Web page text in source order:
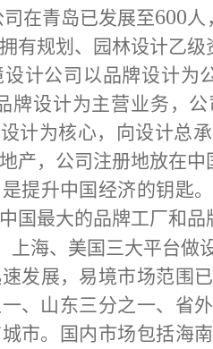
在青岛已发展至600人
有规划、园林设计乙级
设计公司以品牌设计为
牌设计为主营业务，
计为核心，向设计总
产，公司注册地放在
提升中国经济的钥匙
国最大的品牌工厂和
上海、美国三大平台做
发展，易境市场范围
、山东三分之一、省
市。国内市场包括海